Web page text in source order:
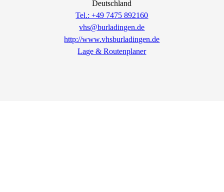
Deutschland
Tel.: +49 7475 892160
vhs@burladingen.de
http://www.vhsburladingen.de
Lage & Routenplaner